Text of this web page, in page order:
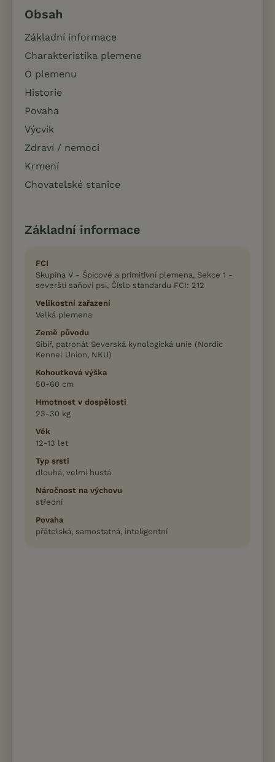
Obsah
Základní informace
Charakteristika plemene
O plemenu
Historie
Povaha
Výcvik
Zdraví / nemoci
Krmení
Chovatelské stanice
Základní informace
FCI
Skupina V - Špicové a primitivní plemena, Sekce 1 -
severští saňoví psi, Číslo standardu FCI: 212
Velikostní zařazení
Velká plemena
Země původu
Sibiř, patronát Severská kynologická unie (Nordic
Kennel Union, NKU)
Kohoutková výška
50-60 cm
Hmotnost v dospělosti
23-30 kg
Věk
12-13 let
Typ srsti
dlouhá, velmi hustá
Náročnost na výchovu
střední
Povaha
přátelská, samostatná, inteligentní